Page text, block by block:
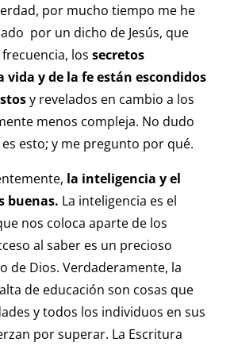
por mucho tiempo me he
por un dicho de Jesús, que
los secretos
vida y de la fe están escondidos
y revelados en cambio a los
menos compleja. No dudo
esto; y me pregunto por qué.
la inteligencia y el
buenas. La inteligencia es el
nos coloca aparte de los
al saber es un precioso
de Dios. Verdaderamente, la
de educación son cosas que
y todos los individuos en sus
por superar. La Escritura